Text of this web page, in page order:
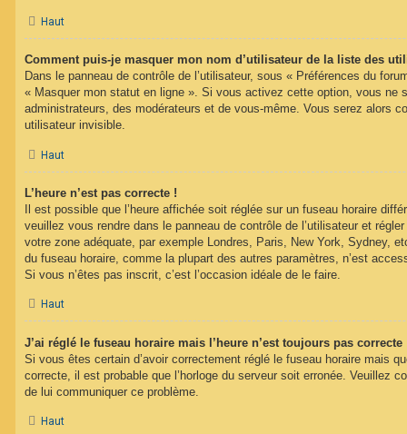
Haut
Comment puis-je masquer mon nom d’utilisateur de la liste des
Dans le panneau de contrôle de l’utilisateur, sous « Préférences du
« Masquer mon statut en ligne ». Si vous activez cette option, vous ne
administrateurs, des modérateurs et de vous-même. Vous serez alors
utilisateur invisible.
Haut
L’heure n’est pas correcte !
Il est possible que l’heure affichée soit réglée sur un fuseau horaire
veuillez vous rendre dans le panneau de contrôle de l’utilisateur et
votre zone adéquate, par exemple Londres, Paris, New York, Sydney,
du fuseau horaire, comme la plupart des autres paramètres, n’est
Si vous n’êtes pas inscrit, c’est l’occasion idéale de le faire.
Haut
J’ai réglé le fuseau horaire mais l’heure n’est toujours pas correcte
Si vous êtes certain d’avoir correctement réglé le fuseau horaire mais
correcte, il est probable que l’horloge du serveur soit erronée. Veuillez
de lui communiquer ce problème.
Haut